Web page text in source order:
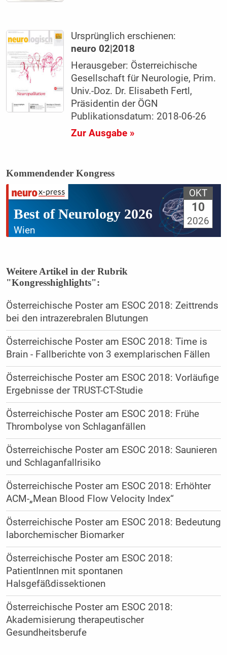
Ursprünglich erschienen:
neuro 02|2018
Herausgeber: Österreichische
Gesellschaft für Neurologie, Prim.
Univ.-Doz. Dr. Elisabeth Fertl,
Präsidentin der ÖGN
Publikationsdatum: 2018-06-26
Zur Ausgabe »
Kommendender Kongress
Best of Neurology 2026
Wien
OKT
10
2026
Weitere Artikel in der Rubrik
"Kongresshighlights":
Österreichische Poster am ESOC 2018: Zeittrends
bei den intrazerebralen Blutungen
Österreichische Poster am ESOC 2018: Time is
Brain - Fallberichte von 3 exemplarischen Fällen
Österreichische Poster am ESOC 2018: Vorläufige
Ergebnisse der TRUST-CT-Studie
Österreichische Poster am ESOC 2018: Frühe
Thrombolyse von Schlaganfällen
Österreichische Poster am ESOC 2018: Saunieren
und Schlaganfallrisiko
Österreichische Poster am ESOC 2018: Erhöhter
ACM-„Mean Blood Flow Velocity Index“
Österreichische Poster am ESOC 2018: Bedeutung
laborchemischer Biomarker
Österreichische Poster am ESOC 2018:
PatientInnen mit spontanen
Halsgefäßdissektionen
Österreichische Poster am ESOC 2018:
Akademisierung therapeutischer
Gesundheitsberufe